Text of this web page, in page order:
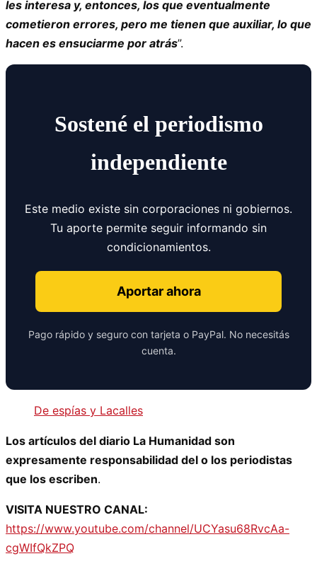
les interesa y, entonces, los que eventualmente
cometieron errores, pero me tienen que auxiliar, lo que
hacen es ensuciarme por atrás”.
Sostené el periodismo
independiente
Este medio existe sin corporaciones ni gobiernos.
Tu aporte permite seguir informando sin
condicionamientos.
Aportar ahora
Pago rápido y seguro con tarjeta o PayPal. No necesitás
cuenta.
De espías y Lacalles
Los artículos del diario La Humanidad son
expresamente responsabilidad del o los periodistas
que los escriben.
VISITA NUESTRO CANAL:
https://www.youtube.com/channel/UCYasu68RvcAa-
cgWIfQkZPQ